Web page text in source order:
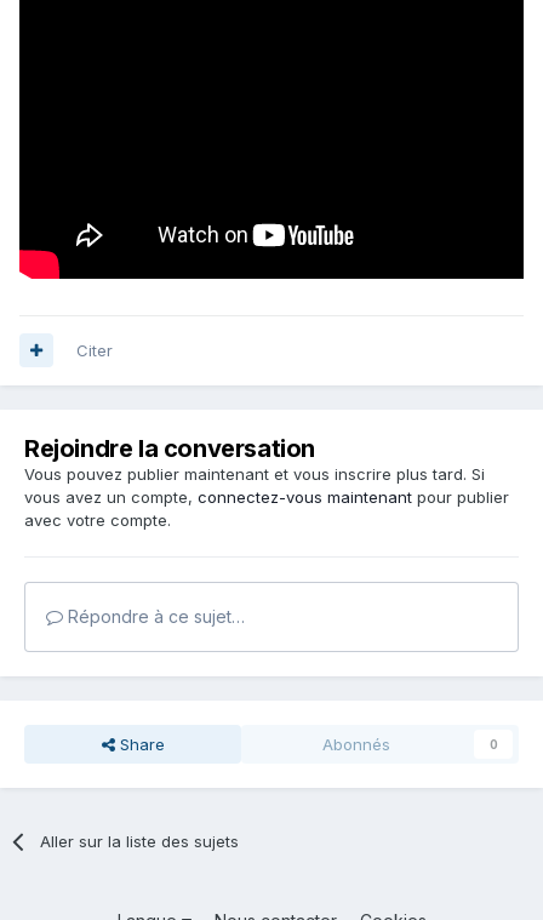
Citer
Rejoindre la conversation
Vous pouvez publier maintenant et vous inscrire plus tard. Si
vous avez un compte, connectez-vous maintenant pour publier
avec votre compte.
Répondre à ce sujet…
Share Abonnés 0
Aller sur la liste des sujets